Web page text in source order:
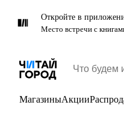
Откройте в
Место встречи с
МагазиныАкции